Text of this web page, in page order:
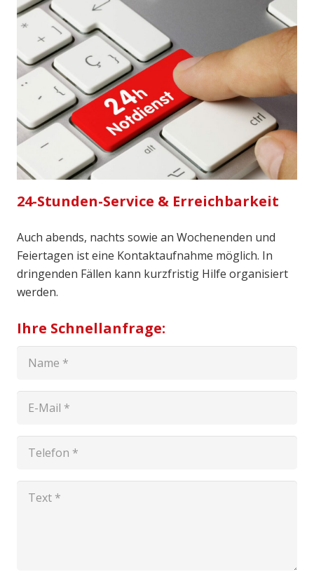
24-Stunden-Service & Erreichbarkeit
Auch abends, nachts sowie an Wochenenden und
Feiertagen ist eine Kontaktaufnahme möglich. In
dringenden Fällen kann kurzfristig Hilfe organisiert
werden.
Ihre Schnellanfrage: